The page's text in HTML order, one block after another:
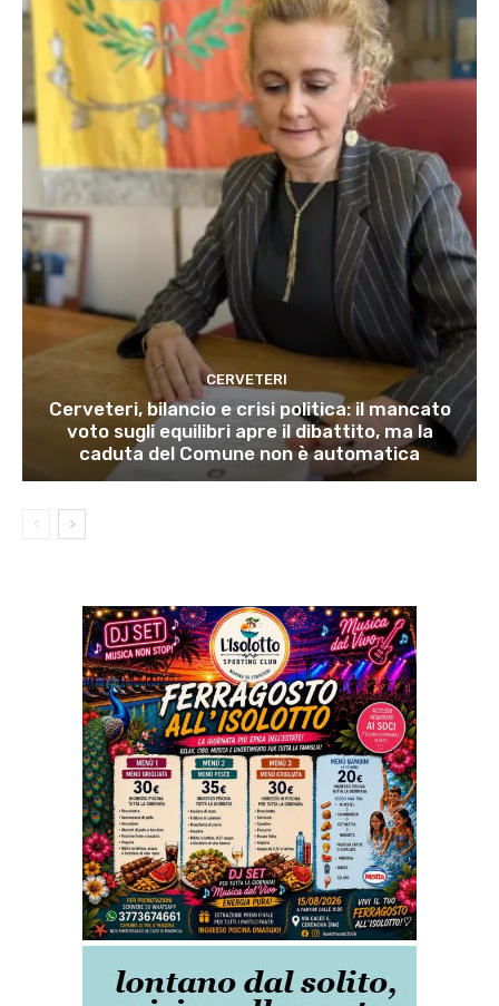
CERVETERI
Cerveteri, bilancio e crisi politica: il mancato
voto sugli equilibri apre il dibattito, ma la
caduta del Comune non è automatica